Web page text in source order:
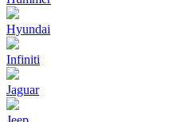
Hyundai
Infiniti
Jaguar